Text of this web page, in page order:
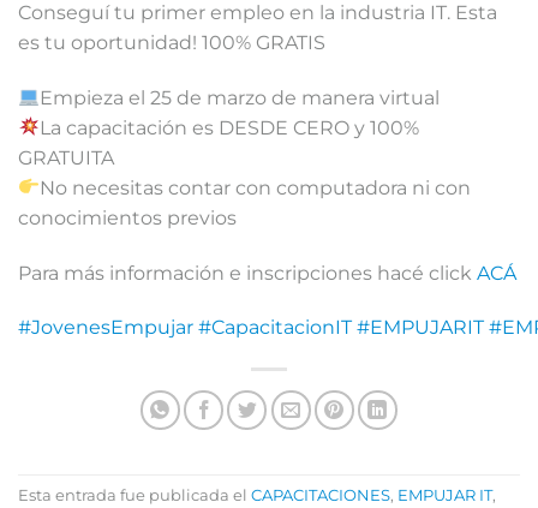
Conseguí tu primer empleo en la industria IT. Esta
es tu oportunidad! 100% GRATIS
Empieza el 25 de marzo de manera virtual
La capacitación es DESDE CERO y 100%
GRATUITA
No necesitas contar con computadora ni con
conocimientos previos
Para más información e inscripciones hacé click ACÁ
#JovenesEmpujar #CapacitacionIT #EMPUJARIT
Esta entrada fue publicada el CAPACITACIONES, EMPUJAR IT,